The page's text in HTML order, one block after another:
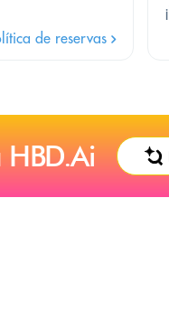
de reservas